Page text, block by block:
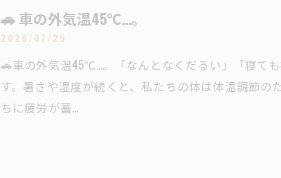
🚗 車の外気温45℃…。
2026/07/25
🚗車の外気温45℃…。「なんとなくだるい」「寝て
す。暑さや湿度が続くと、私たちの体は体温調節
ちに疲労が蓄…